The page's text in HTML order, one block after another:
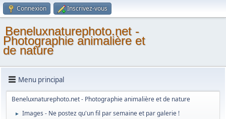
Connexion Inscrivez-vous
Beneluxnaturephoto.net -
Photographie animalière et
de nature
Menu principal
Beneluxnaturephoto.net - Photographie animalière et de nature
► Images - Ne postez qu'un fil par semaine et par galerie !